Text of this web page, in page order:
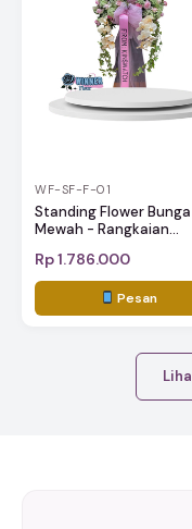
WF-SF-F-01
Standing Flower Bunga
Mewah - Rangkaian...
Rp 1.786.000
Pesan